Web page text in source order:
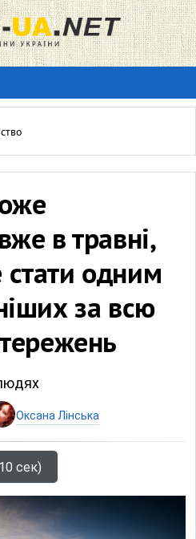
в травні,
одним
за всю
Оксана Лінська
сек)